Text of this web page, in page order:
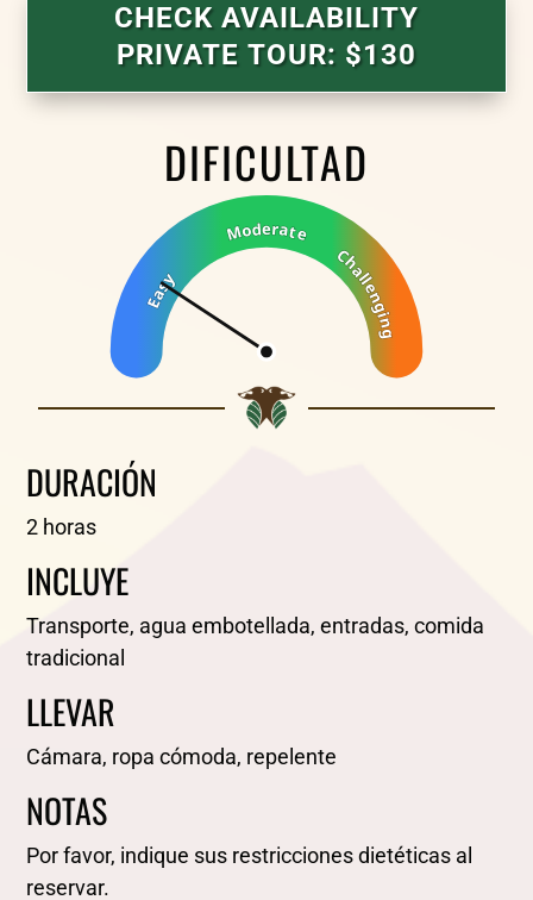
CHECK AVAILABILITY
PRIVATE TOUR: $130
DIFICULTAD
Easy
Moderate
Challenging
DURACIÓN
2 horas
INCLUYE
Transporte, agua embotellada, entradas, comida
tradicional
LLEVAR
Cámara, ropa cómoda, repelente
NOTAS
Por favor, indique sus restricciones dietéticas al
reservar.